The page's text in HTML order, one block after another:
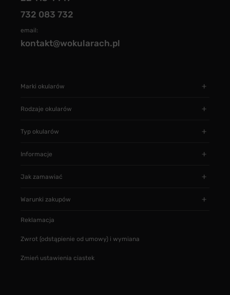
732 083 732
email:
kontakt@wokularach.pl
Marki okularów
Rodzaje okularów
Typ okularów
Informacje
Jak zamawiać
Warunki zakupów
Reklamacja
Zwrot (odstąpienie od umowy) i wymiana
Zmień ustawienia ciastek